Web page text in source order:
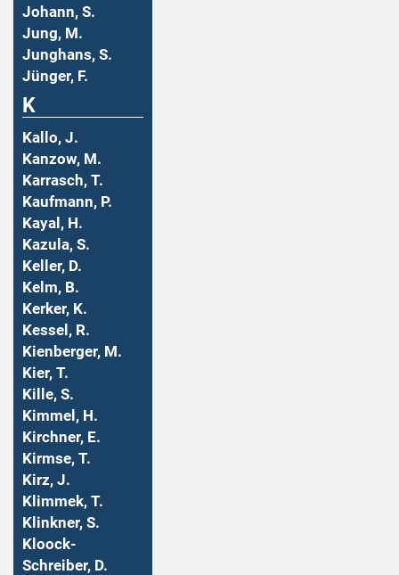
Johann, S.
Jung, M.
Junghans, S.
Jünger, F.
K
Kallo, J.
Kanzow, M.
Karrasch, T.
Kaufmann, P.
Kayal, H.
Kazula, S.
Keller, D.
Kelm, B.
Kerker, K.
Kessel, R.
Kienberger, M.
Kier, T.
Kille, S.
Kimmel, H.
Kirchner, E.
Kirmse, T.
Kirz, J.
Klimmek, T.
Klinkner, S.
Kloock-
Schreiber, D.